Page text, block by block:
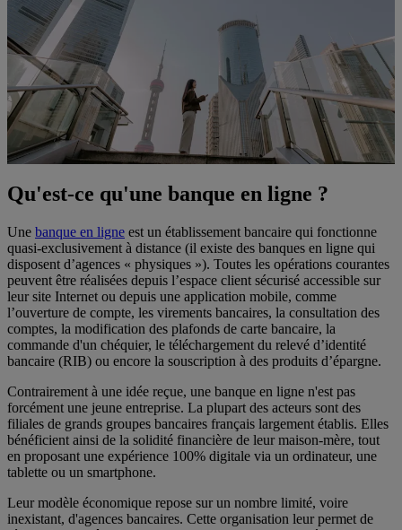
Qu'est-ce qu'une banque en ligne ?
Une banque en ligne est un établissement bancaire qui fonctionne
quasi-exclusivement à distance (il existe des banques en ligne qui
disposent d’agences « physiques »). Toutes les opérations courantes
peuvent être réalisées depuis l’espace client sécurisé accessible sur
leur site Internet ou depuis une application mobile, comme
l’ouverture de compte, les virements bancaires, la consultation des
comptes, la modification des plafonds de carte bancaire, la
commande d'un chéquier, le téléchargement du relevé d’identité
bancaire (RIB) ou encore la souscription à des produits d’épargne.
Contrairement à une idée reçue, une banque en ligne n'est pas
forcément une jeune entreprise. La plupart des acteurs sont des
filiales de grands groupes bancaires français largement établis. Elles
bénéficient ainsi de la solidité financière de leur maison-mère, tout
en proposant une expérience 100% digitale via un ordinateur, une
tablette ou un smartphone.
Leur modèle économique repose sur un nombre limité, voire
inexistant, d'agences bancaires. Cette organisation leur permet de